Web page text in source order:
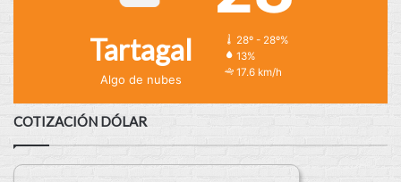
Tartagal
Algo de nubes
28º - 28º%
13%
17.6 km/h
COTIZACIÓN DÓLAR